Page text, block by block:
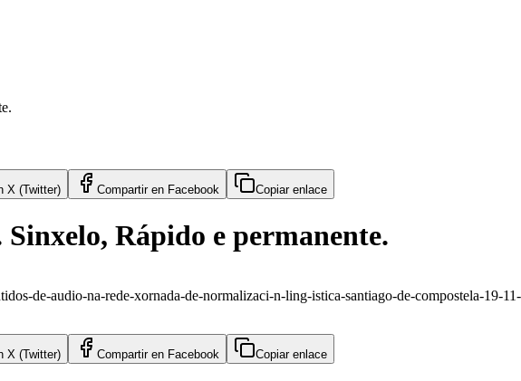
X (Twitter) Compartir en Facebook Copiar enlace
Rápido e permanente.
de-audio-na-rede-xornada-de-normalizaci-n-ling-istica-santiago-de-compostela-19-
X (Twitter) Compartir en Facebook Copiar enlace